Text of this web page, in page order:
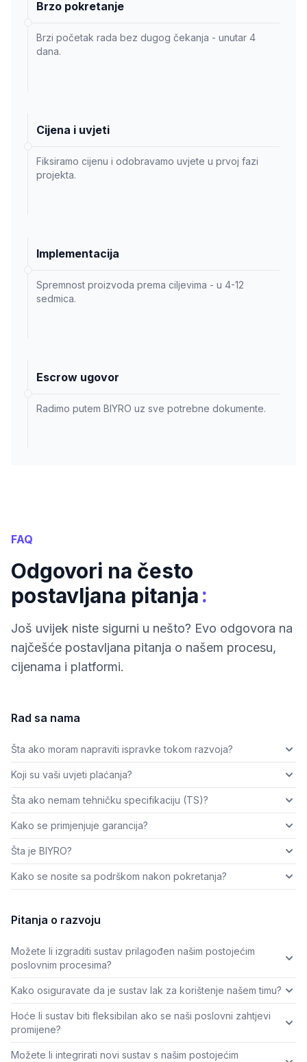
Brzo pokretanje
Brzi početak rada bez dugog čekanja - unutar 4
dana.
Cijena i uvjeti
Fiksiramo cijenu i odobravamo uvjete u prvoj fazi
projekta.
Implementacija
Spremnost proizvoda prema ciljevima - u 4-12
sedmica.
Escrow ugovor
Radimo putem BIYRO uz sve potrebne dokumente.
FAQ
Odgovori na često
postavljana pitanja:
Još uvijek niste sigurni u nešto? Evo odgovora na
najčešće postavljana pitanja o našem procesu,
cijenama i platformi.
Rad sa nama
Šta ako moram napraviti ispravke tokom razvoja?
Koji su vaši uvjeti plaćanja?
Šta ako nemam tehničku specifikaciju (TS)?
Kako se primjenjuje garancija?
Šta je BIYRO?
Kako se nosite sa podrškom nakon pokretanja?
Pitanja o razvoju
Možete li izgraditi sustav prilagođen našim postojećim
poslovnim procesima?
Kako osiguravate da je sustav lak za korištenje našem timu?
Hoće li sustav biti fleksibilan ako se naši poslovni zahtjevi
promijene?
Možete li integrirati novi sustav s našim postojećim